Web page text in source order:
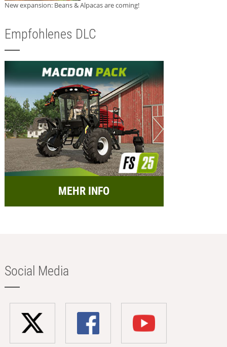
New expansion: Beans & Alpacas are coming!
Empfohlenes DLC
MEHR INFO
Social Media